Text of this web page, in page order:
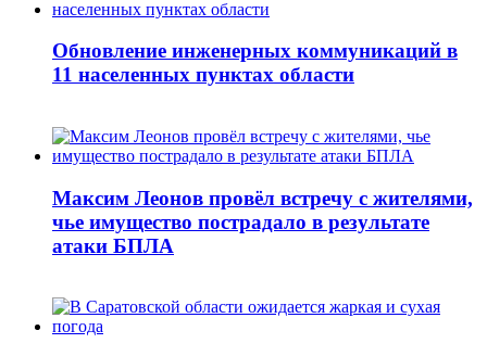
Обновление инженерных коммуникаций в
11 населенных пунктах области
Максим Леонов провёл встречу с жителями,
чье имущество пострадало в результате
атаки БПЛА